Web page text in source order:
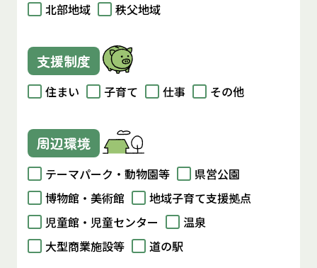
北部地域
秩父地域
支援制度
住まい 子育て 仕事 その他
周辺環境
テーマパーク・動物園等
県営公園
博物館・美術館
地域子育て支援拠点
児童館・児童センター
温泉
大型商業施設等
道の駅